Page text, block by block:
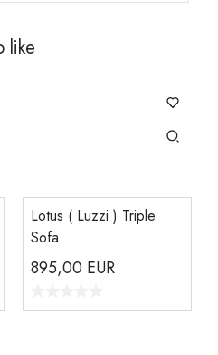
like
Lotus ( Luzzi ) Triple
Sofa
895,00 EUR